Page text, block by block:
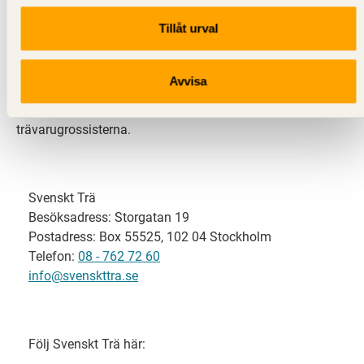
Tillåt urval
Avvisa
Svenskt Trä representerar svensk sågverksindustri
och är en del av branschorganisationen
svensk limträ-, KL-trä- och förpackningsindustri samt
trävarugrossisterna.
Svenskt Trä
Besöksadress: Storgatan 19
Postadress: Box 55525, 102 04 Stockholm
Telefon: 08 - 762 72 60
info@svenskttra.se
Följ Svenskt Trä här: